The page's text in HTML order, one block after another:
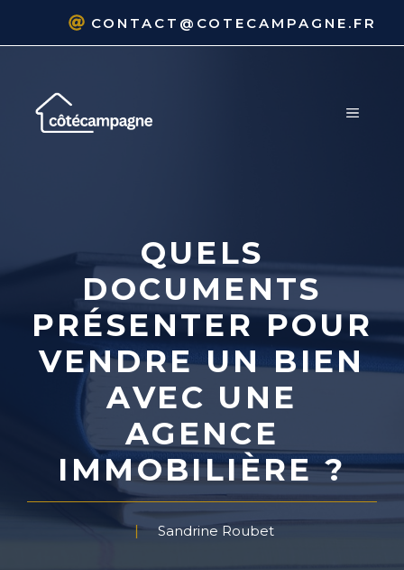
CONTACT@COTECAMPAGNE.FR
MENU
QUELS
DOCUMENTS
PRÉSENTER POUR
VENDRE UN BIEN
AVEC UNE
AGENCE
IMMOBILIÈRE ?
Sandrine Roubet